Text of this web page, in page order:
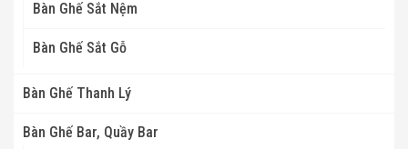
Bàn Ghế Sắt Nệm
Bàn Ghế Sắt Gỗ
Bàn Ghế Thanh Lý
Bàn Ghế Bar, Quầy Bar